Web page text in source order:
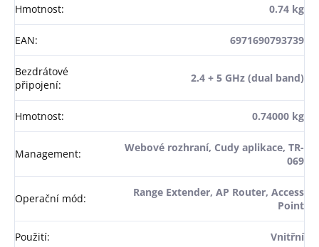
Hmotnost: 0.74 kg
EAN: 6971690793739
Bezdrátové
připojení:
2.4 + 5 GHz (dual band)
Hmotnost: 0.74000 kg
Management:
Webové rozhraní, Cudy aplikace, TR-
069
Operační mód:
Range Extender, AP Router, Access
Point
Použití: Vnitřní